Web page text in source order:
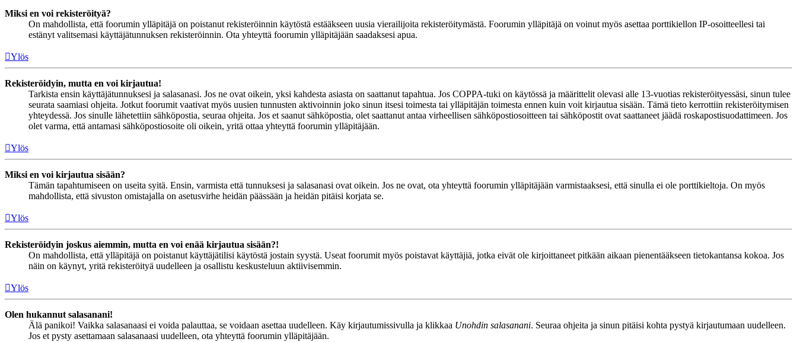
Miksi en voi rekisteröityä?
On mahdollista, että foorumin ylläpitäjä on poistanut rekisteröinnin käytöstä estääkseen uusia vierailijoita rekisteröitymästä. Foorumin ylläpitäjä on voinut myös asettaa porttikiellon IP-osoitteellesi tai
estänyt valitsemasi käyttäjätunnuksen rekisteröinnin. Ota yhteyttä foorumin ylläpitäjään saadaksesi apua.
Ylös
Rekisteröidyin, mutta en voi kirjautua!
Tarkista ensin käyttäjätunnuksesi ja salasanasi. Jos ne ovat oikein, yksi kahdesta asiasta on saattanut tapahtua. Jos COPPA-tuki on käytössä ja määrittelit olevasi alle 13-vuotias rekisteröityessäsi, sinun tulee
seurata saamiasi ohjeita. Jotkut foorumit vaativat myös uusien tunnusten aktivoinnin joko sinun itsesi toimesta tai ylläpitäjän toimesta ennen kuin voit kirjautua sisään. Tämä tieto kerrottiin rekisteröitymisen
yhteydessä. Jos sinulle lähetettiin sähköpostia, seuraa ohjeita. Jos et saanut sähköpostia, olet saattanut antaa virheellisen sähköpostiosoitteen tai sähköpostit ovat saattaneet jäädä roskapostisuodattimeen. Jos
olet varma, että antamasi sähköpostiosoite oli oikein, yritä ottaa yhteyttä foorumin ylläpitäjään.
Ylös
Miksi en voi kirjautua sisään?
Tämän tapahtumiseen on useita syitä. Ensin, varmista että tunnuksesi ja salasanasi ovat oikein. Jos ne ovat, ota yhteyttä foorumin ylläpitäjään varmistaaksesi, että sinulla ei ole porttikieltoja. On myös
mahdollista, että sivuston omistajalla on asetusvirhe heidän päässään ja heidän pitäisi korjata se.
Ylös
Rekisteröidyin joskus aiemmin, mutta en voi enää kirjautua sisään?!
On mahdollista, että ylläpitäjä on poistanut käyttäjätilisi käytöstä jostain syystä. Useat foorumit myös poistavat käyttäjiä, jotka eivät ole kirjoittaneet pitkään aikaan pienentääkseen tietokantansa kokoa. Jos
näin on käynyt, yritä rekisteröityä uudelleen ja osallistu keskusteluun aktiivisemmin.
Ylös
Olen hukannut salasanani!
Älä panikoi! Vaikka salasanaasi ei voida palauttaa, se voidaan asettaa uudelleen. Käy kirjautumissivulla ja klikkaa Unohdin salasanani. Seuraa ohjeita ja sinun pitäisi kohta pystyä kirjautumaan uudelleen.
Jos et pysty asettamaan salasanaasi uudelleen, ota yhteyttä foorumin ylläpitäjään.